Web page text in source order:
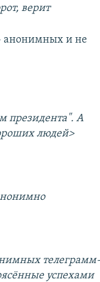
верит
анонимных и не
президента". А
людей>
телеграмм-
успехами